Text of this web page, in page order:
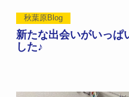
秋葉原Blog
新たな出会いがいっぱ
した♪